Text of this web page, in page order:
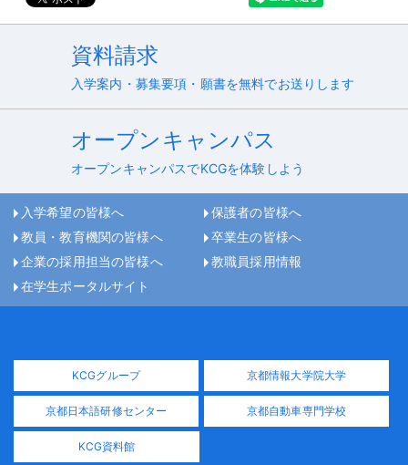
資料請求
入学案内・募集要項・願書を無料でお送りします
オープンキャンパス
オープンキャンパスでKCGを体験しよう
入学希望の皆様へ
保護者の皆様へ
教員・教育機関の皆様へ
卒業生の皆様へ
企業の採用担当の皆様へ
教職員採用情報
在学生ポータルサイト
KCGグループ 京都情報大学院大学
京都日本語研修センター 京都自動車専門学校
KCG資料館